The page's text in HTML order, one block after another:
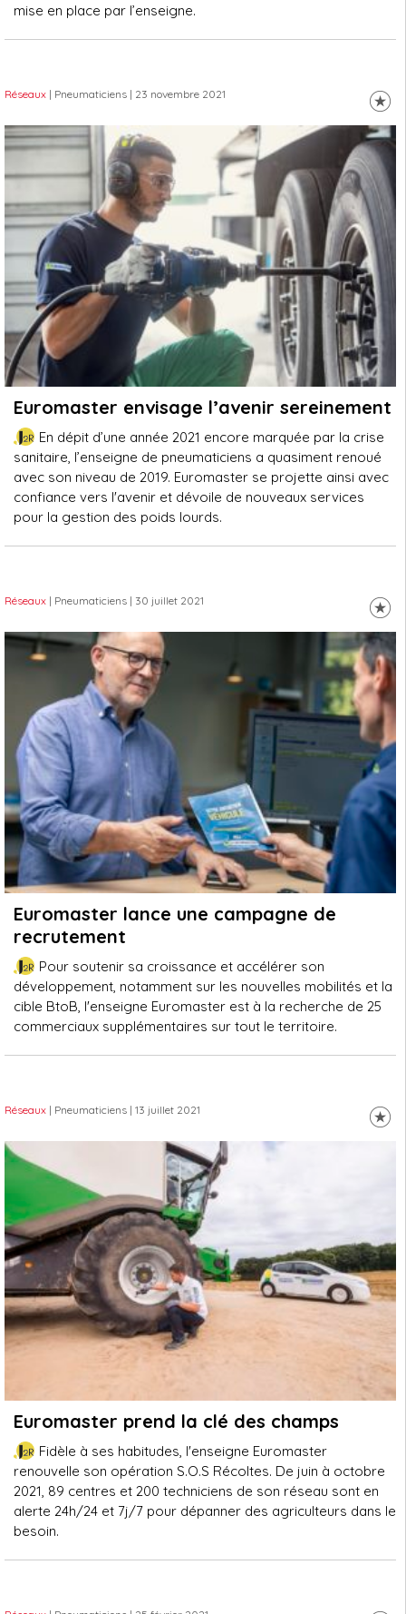
mise en place par l’enseigne.
Réseaux | Pneumaticiens | 23 novembre 2021
Euromaster envisage l’avenir sereinement
En dépit d’une année 2021 encore marquée par la crise
sanitaire, l’enseigne de pneumaticiens a quasiment renoué
avec son niveau de 2019. Euromaster se projette ainsi avec
confiance vers l'avenir et dévoile de nouveaux services
pour la gestion des poids lourds.
Réseaux | Pneumaticiens | 30 juillet 2021
Euromaster lance une campagne de
recrutement
Pour soutenir sa croissance et accélérer son
développement, notamment sur les nouvelles mobilités et la
cible BtoB, l'enseigne Euromaster est à la recherche de 25
commerciaux supplémentaires sur tout le territoire.
Réseaux | Pneumaticiens | 13 juillet 2021
Euromaster prend la clé des champs
Fidèle à ses habitudes, l'enseigne Euromaster
renouvelle son opération S.O.S Récoltes. De juin à octobre
2021, 89 centres et 200 techniciens de son réseau sont en
alerte 24h/24 et 7j/7 pour dépanner des agriculteurs dans le
besoin.